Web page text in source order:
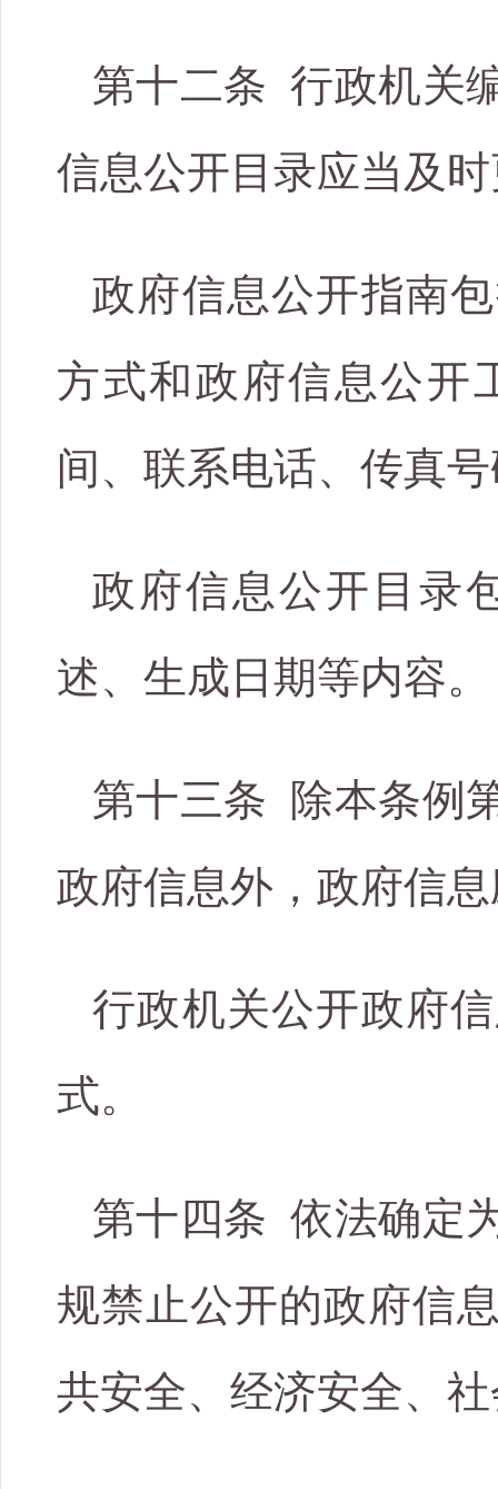
第十二条 行政机关
信息公开目录应当及
政府信息公开指南
方式和政府信息公开
间、联系电话、传真
政府信息公开目录
述、生成日期等内容。
第十三条 除本条例
政府信息外，政府信
行政机关公开政府
式。
第十四条 依法确定
规禁止公开的政府信
共安全、经济安全、